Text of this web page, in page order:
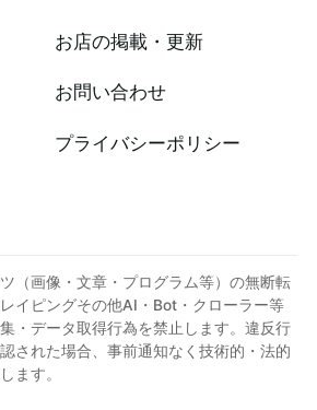
お店の掲載・更新
お問い合わせ
プライバシーポリシー
（画像・文章・プログラム等）の無断転
イピングその他AI・Bot・クローラー等
・データ取得行為を禁止します。違反行
された場合、事前通知なく技術的・法的
ます。